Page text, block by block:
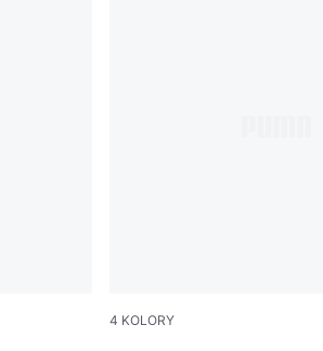
4 KOLORY